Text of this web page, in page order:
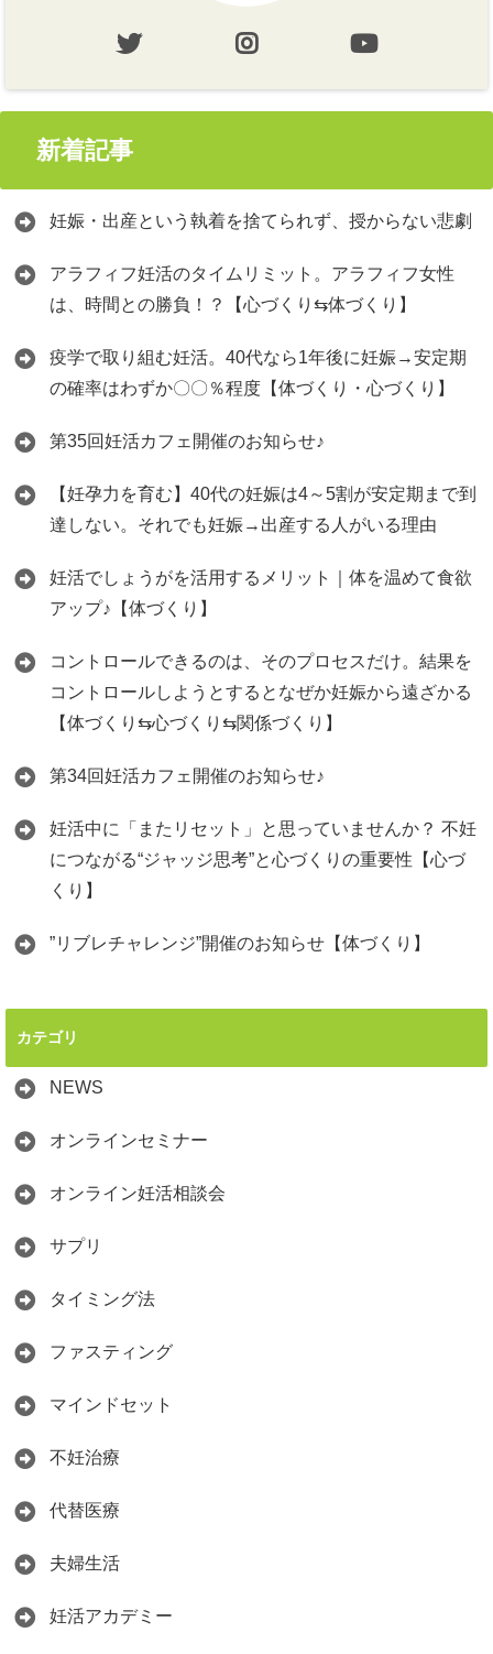
新着記事
妊娠・出産という執着を捨てられず、授からない悲劇
アラフィフ妊活のタイムリミット。アラフィフ女性
は、時間との勝負！？【心づくり⇆体づくり】
疫学で取り組む妊活。40代なら1年後に妊娠→安定期
の確率はわずか〇〇％程度【体づくり・心づくり】
第35回妊活カフェ開催のお知らせ♪
【妊孕力を育む】40代の妊娠は4～5割が安定期まで到
達しない。それでも妊娠→出産する人がいる理由
妊活でしょうがを活用するメリット｜体を温めて食欲
アップ♪【体づくり】
コントロールできるのは、そのプロセスだけ。結果を
コントロールしようとするとなぜか妊娠から遠ざかる
【体づくり⇆心づくり⇆関係づくり】
第34回妊活カフェ開催のお知らせ♪
妊活中に「またリセット」と思っていませんか？ 不妊
につながる“ジャッジ思考”と心づくりの重要性【心づ
くり】
”リブレチャレンジ”開催のお知らせ【体づくり】
カテゴリ
NEWS
オンラインセミナー
オンライン妊活相談会
サプリ
タイミング法
ファスティング
マインドセット
不妊治療
代替医療
夫婦生活
妊活アカデミー